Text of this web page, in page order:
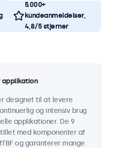
5.000+
kundeanmeldelser,
4,8/5 stjerner
designet til at levere
og intensiv brug
applikationer. De 9
med komponenter af
og garanterer mange